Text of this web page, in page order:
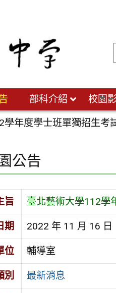
部科介紹 校園
學年度學士班單獨招生考
公告
旨 臺北藝術大學112學
期 2022 年 11 月 16 日
位 輔導室
別 最新消息